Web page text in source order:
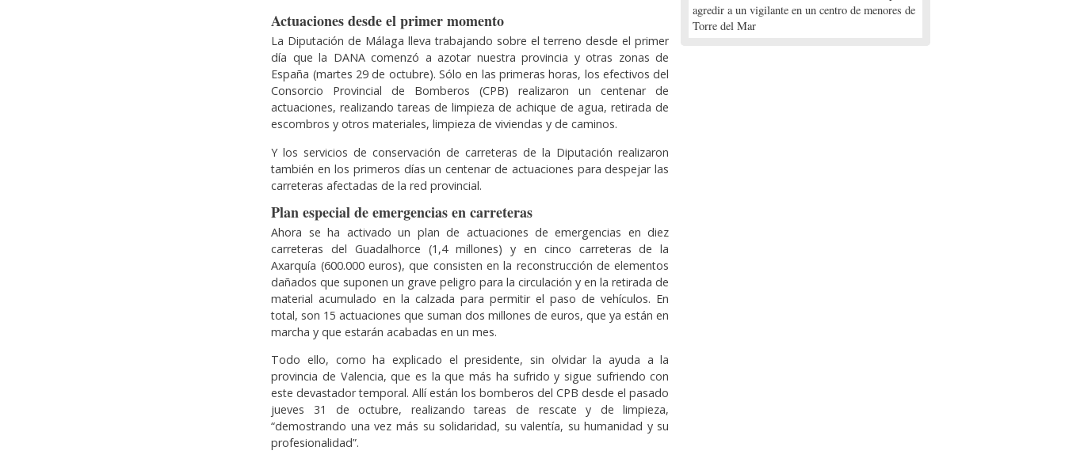
Actuaciones desde el primer momento
La Diputación de Málaga lleva trabajando sobre el terreno desde el primer
día que la DANA comenzó a azotar nuestra provincia y otras zonas de
España (martes 29 de octubre). Sólo en las primeras horas, los efectivos del
Consorcio Provincial de Bomberos (CPB) realizaron un centenar de
actuaciones, realizando tareas de limpieza de achique de agua, retirada de
escombros y otros materiales, limpieza de viviendas y de caminos.
Y los servicios de conservación de carreteras de la Diputación realizaron
también en los primeros días un centenar de actuaciones para despejar las
carreteras afectadas de la red provincial.
Plan especial de emergencias en carreteras
Ahora se ha activado un plan de actuaciones de emergencias en diez
carreteras del Guadalhorce (1,4 millones) y en cinco carreteras de la
Axarquía (600.000 euros), que consisten en la reconstrucción de elementos
dañados que suponen un grave peligro para la circulación y en la retirada de
material acumulado en la calzada para permitir el paso de vehículos. En
total, son 15 actuaciones que suman dos millones de euros, que ya están en
marcha y que estarán acabadas en un mes.
Todo ello, como ha explicado el presidente, sin olvidar la ayuda a la
provincia de Valencia, que es la que más ha sufrido y sigue sufriendo con
este devastador temporal. Allí están los bomberos del CPB desde el pasado
jueves 31 de octubre, realizando tareas de rescate y de limpieza,
“demostrando una vez más su solidaridad, su valentía, su humanidad y su
profesionalidad”.
agredir a un vigilante en un centro de menores de
Torre del Mar